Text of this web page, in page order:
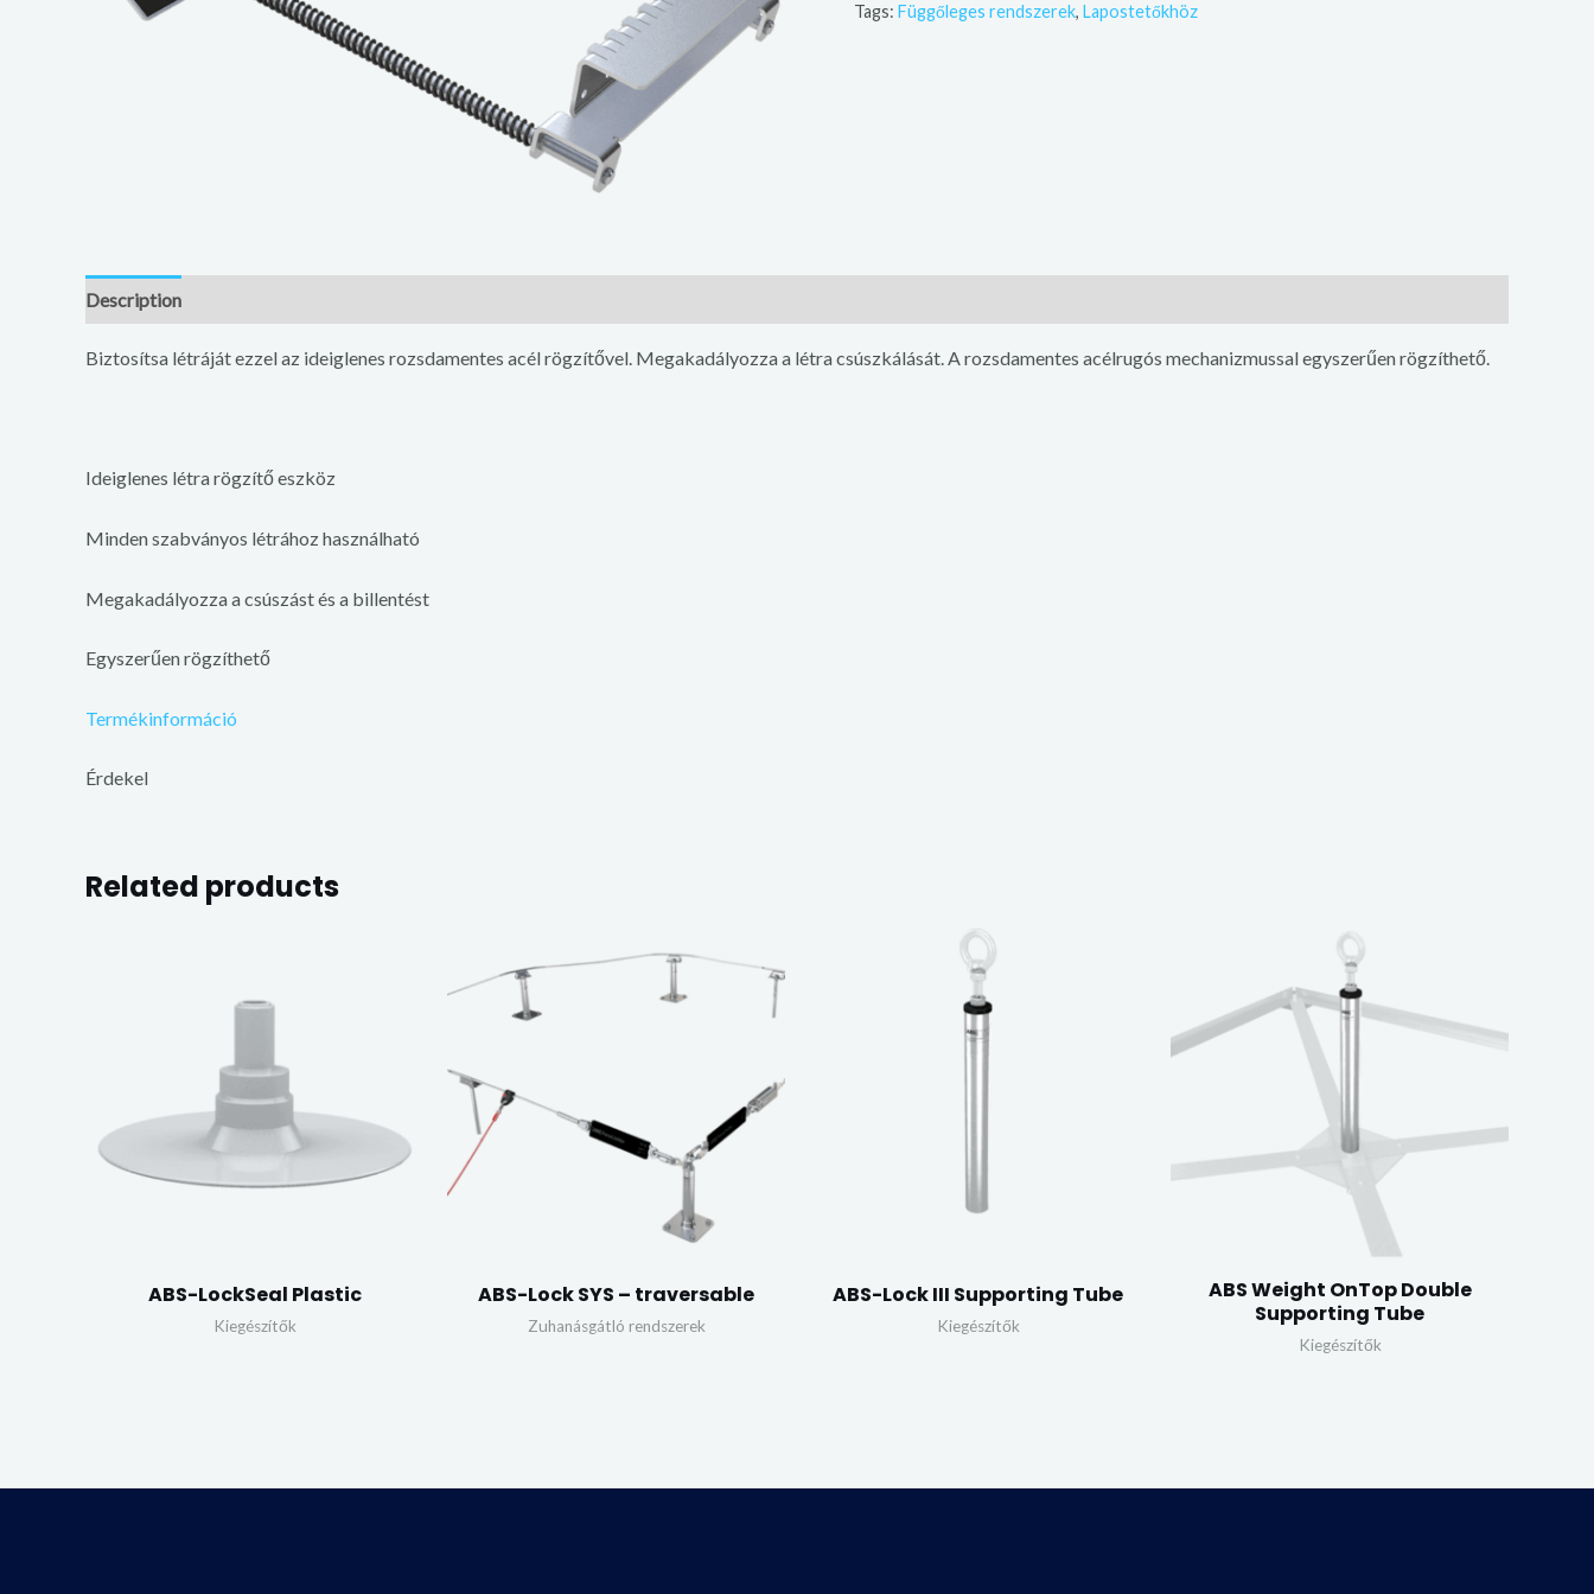
Tags: Függőleges rendszerek, Lapostetőkhöz
Description
Biztosítsa létráját ezzel az ideiglenes rozsdamentes acél rögzítővel. Megakadályozza a létra csúszkálását. A rozsdamentes acélrugós mechanizmussal egyszerűen rögzíthető.
Ideiglenes létra rögzítő eszköz
Minden szabványos létrához használható
Megakadályozza a csúszást és a billentést
Egyszerűen rögzíthető
Termékinformáció
Érdekel
Related products
ABS-LockSeal Plastic
Kiegészítők
ABS-Lock SYS – traversable
Zuhanásgátló rendszerek
ABS-Lock III Supporting Tube
Kiegészítők
ABS Weight OnTop Double
Supporting Tube
Kiegészítők